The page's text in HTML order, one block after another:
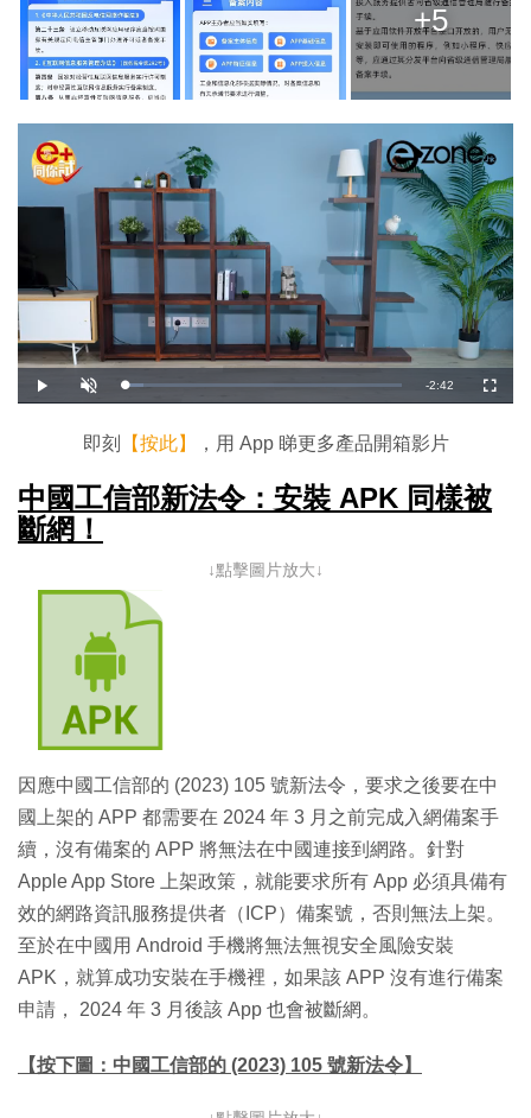
+5
播
放
開
啟
載
入
:
6
7
%
剩
時
間
-2:42
全
螢
即刻 【按此】 ，用 App 睇更多產品開箱影片
中國工信部新法令：安裝 APK 同樣被
斷網！
↓點擊圖片放大↓
因應中國工信部的 (2023) 105 號新法令，要求之後要在中
國上架的 APP 都需要在 2024 年 3 月之前完成入網備案手
續，沒有備案的 APP 將無法在中國連接到網路。針對
Apple App Store 上架政策，就能要求所有 App 必須具備有
效的網路資訊服務提供者（ICP）備案號，否則無法上架。
至於在中國用 Android 手機將無法無視安全風險安裝
APK，就算成功安裝在手機裡，如果該 APP 沒有進行備案
申請， 2024 年 3 月後該 App 也會被斷網。
【按下圖：中國工信部的 (2023) 105 號新法令】